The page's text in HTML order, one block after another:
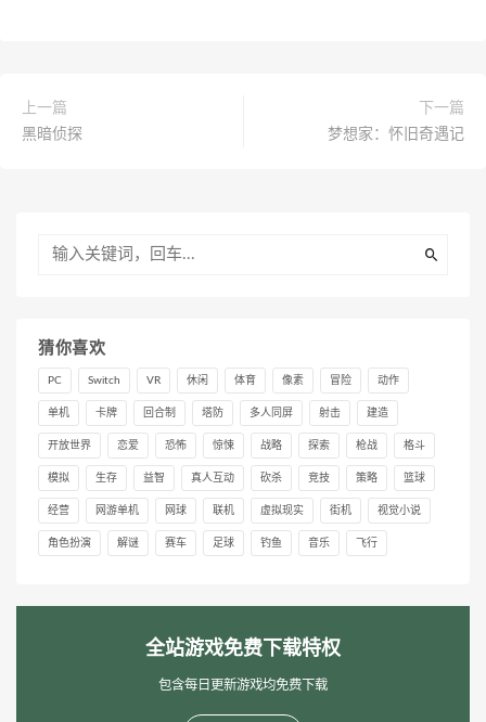
上一篇
黑暗侦探
下一篇
梦想家：怀旧奇遇记
猜你喜欢
PC Switch VR 休闲 体育 像素 冒险 动作
单机 卡牌 回合制 塔防 多人同屏 射击 建造
开放世界 恋爱 恐怖 惊悚 战略 探索 枪战 格斗
模拟 生存 益智 真人互动 砍杀 竞技 策略 篮球
经营 网游单机 网球 联机 虚拟现实 街机 视觉小说
角色扮演 解谜 赛车 足球 钓鱼 音乐 飞行
全站游戏免费下载特权
包含每日更新游戏均免费下载